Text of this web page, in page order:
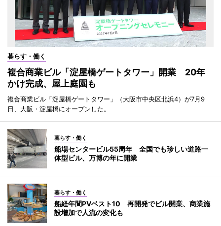
暮らす・働く
複合商業ビル「淀屋橋ゲートタワー」開業 20年
かけ完成、屋上庭園も
複合商業ビル「淀屋橋ゲートタワー」（大阪市中央区北浜4）が7月9
日、大阪・淀屋橋にオープンした。
暮らす・働く
船場センタービル55周年 全国でも珍しい道路一
体型ビル、万博の年に開業
暮らす・働く
船経年間PVベスト10 再開発でビル開業、商業施
設増加で人流の変化も